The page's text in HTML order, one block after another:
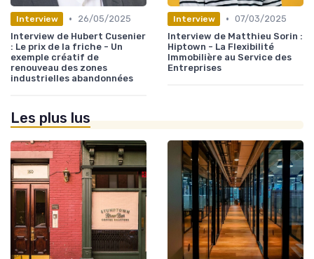
Interview •
26/05/2025
Interview de Hubert Cusenier
: Le prix de la friche - Un
exemple créatif de
renouveau des zones
industrielles abandonnées
Interview • 07/03/2025
Interview de Matthieu Sorin :
Hiptown - La Flexibilité
Immobilière au Service des
Entreprises
Les plus lus